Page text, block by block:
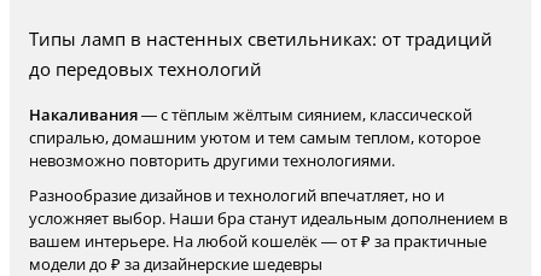
Типы ламп в настенных светильниках: от традиций
до передовых технологий
Накаливания— с тёплым жёлтым сиянием, классической
спиралью, домашним уютом и тем самым теплом, которое
невозможно повторить другими технологиями.
Разнообразие дизайнов и технологий впечатляет, но и
усложняет выбор. Наши бра станут идеальным дополнением в
вашем интерьере. На любой кошелёк — от ₽ за практичные
модели до ₽ за дизайнерские шедевры